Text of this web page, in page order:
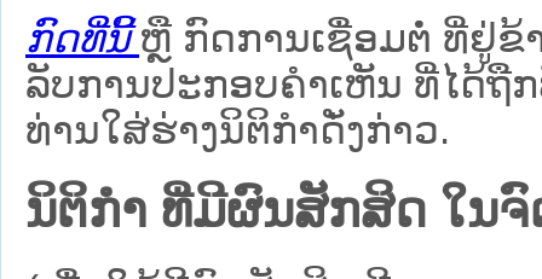
ກົດທີ່ນີ້ ຫຼື ກົດການເຊື່ອມຕໍ່ ທີ່ຢູ່ຂ້
ລັບການປະກອບຄຳເຫັນ ທີ່ໄດ້ຖື
ທ່ານໃສ່ຮ່າງນິຕິກຳດັ່ງກ່າວ.
ນິຕິກໍາ ທີ່ມີຜົນສັກສິດ ໃນ